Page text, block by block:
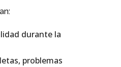
durante la
problemas